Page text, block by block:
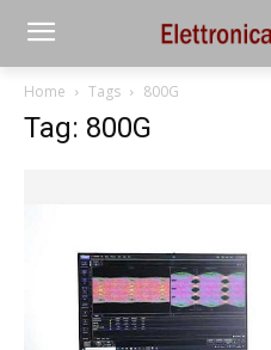
Home Tags 800G
Tag: 800G